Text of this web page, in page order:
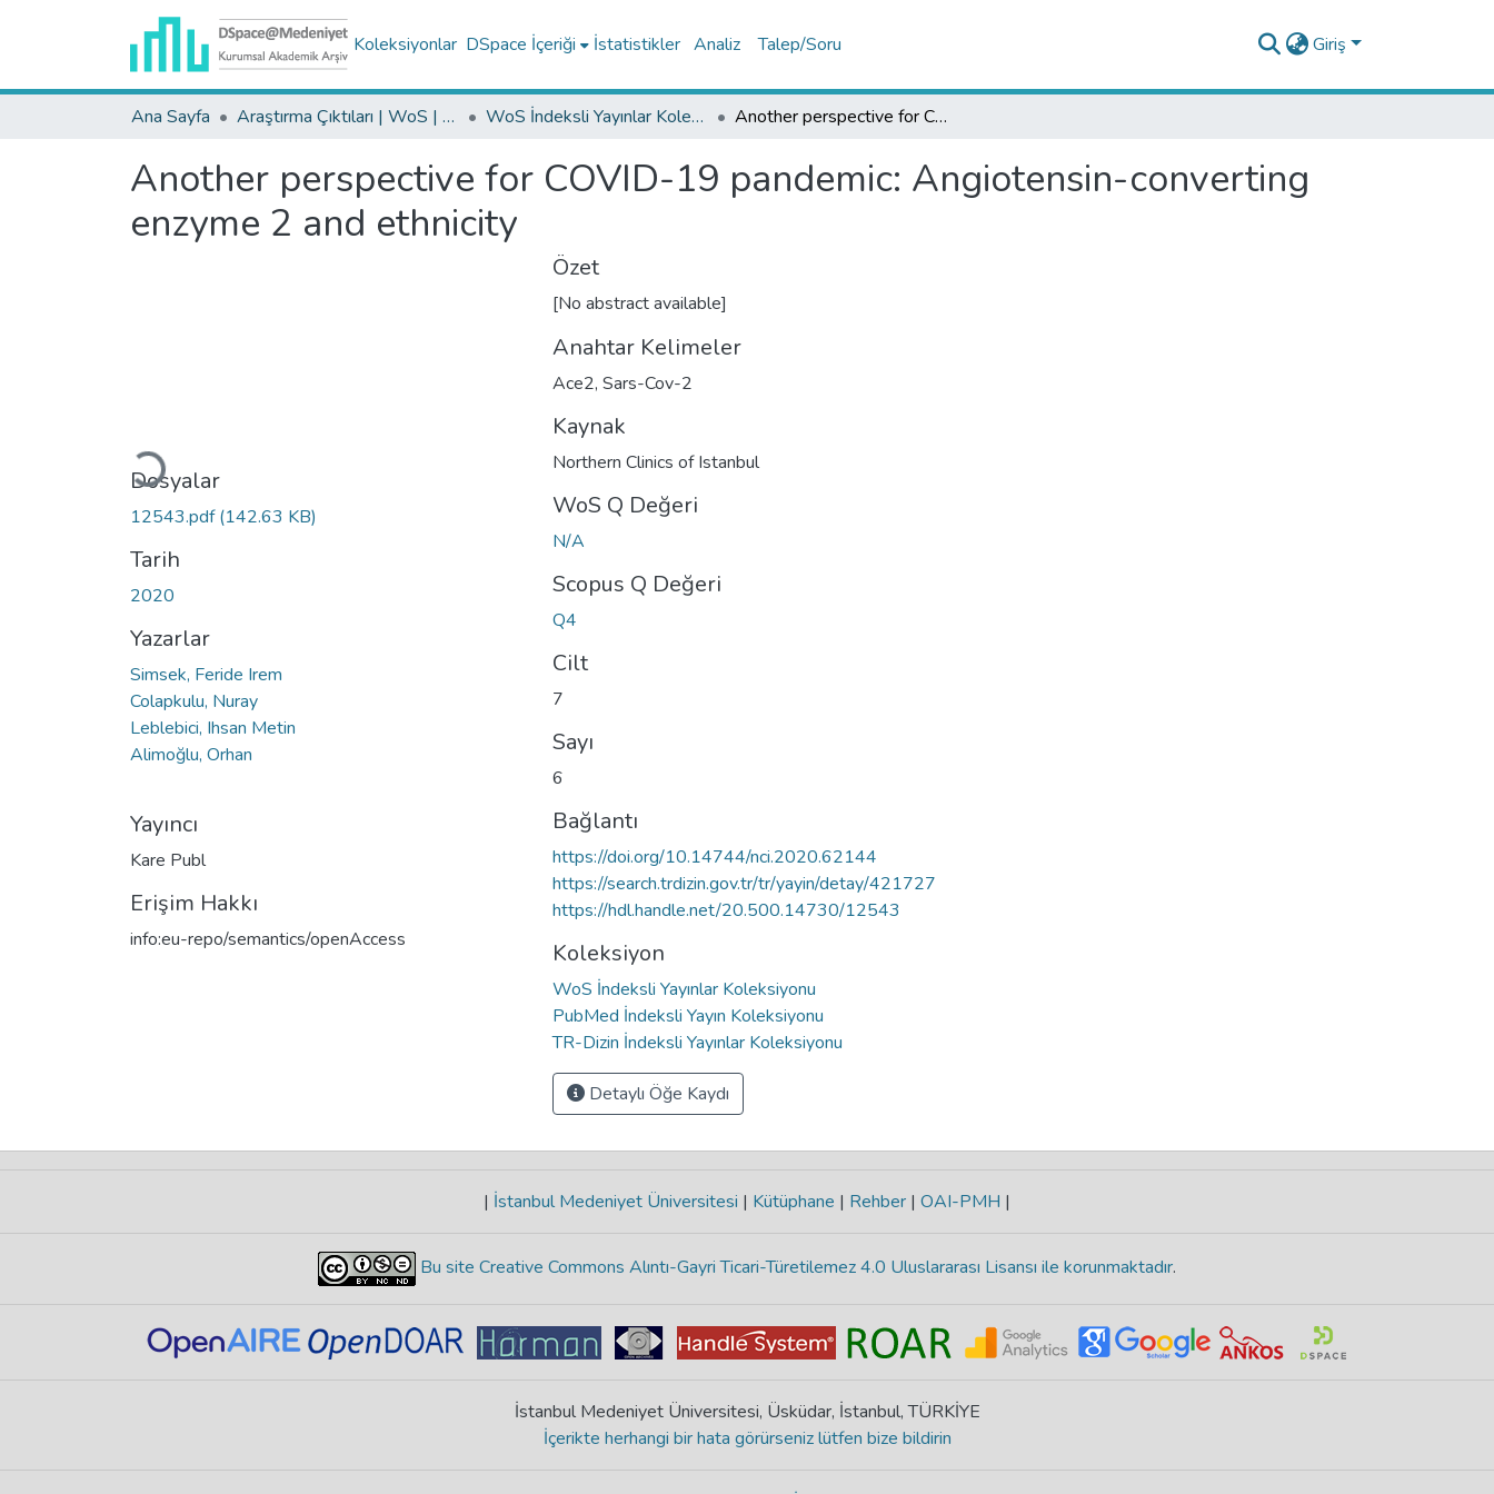
Koleksiyonlar DSpace İçeriği İstatistikler Analiz Talep/Soru Giriş
Ana Sayfa Araştırma Çıktıları | WoS | Scopus | TR-Dizin | PubMed WoS İndeksli Yayınlar Koleksiyonu Another perspective for COVID-19 pandemic: Angiotensin-converting enzyme 2 and ethnicity
Another perspective for COVID-19 pandemic: Angiotensin-converting
enzyme 2 and ethnicity
Yükleniyor...
Dosyalar
12543.pdf(142.63 KB)
Tarih
2020
Yazarlar
Simsek, Feride Irem
Colapkulu, Nuray
Leblebici, Ihsan Metin
Alimoğlu, Orhan
Yayıncı
Kare Publ
Erişim Hakkı
info:eu-repo/semantics/openAccess
Özet
[No abstract available]
Anahtar Kelimeler
Ace2, Sars-Cov-2
Kaynak
Northern Clinics of Istanbul
WoS Q Değeri
N/A
Scopus Q Değeri
Q4
Cilt
7
Sayı
6
Bağlantı
https://doi.org/10.14744/nci.2020.62144
https://search.trdizin.gov.tr/tr/yayin/detay/421727
https://hdl.handle.net/20.500.14730/12543
Koleksiyon
WoS İndeksli Yayınlar Koleksiyonu
PubMed İndeksli Yayın Koleksiyonu
TR-Dizin İndeksli Yayınlar Koleksiyonu
Detaylı Öğe Kaydı
| İstanbul Medeniyet Üniversitesi | Kütüphane | Rehber | OAI-PMH |
Bu site Creative Commons Alıntı-Gayri Ticari-Türetilemez 4.0 Uluslararası Lisansı ile korunmaktadır.
İstanbul Medeniyet Üniversitesi, Üsküdar, İstanbul, TÜRKİYE
İçerikte herhangi bir hata görürseniz lütfen bize bildirin